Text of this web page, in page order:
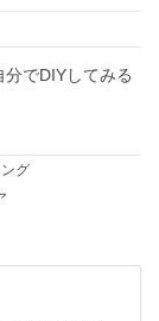
でDIYしてみる
グ